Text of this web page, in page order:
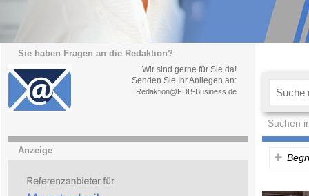
Sie haben Fragen an die Redaktion?
Wir sind gerne für Sie da!
Senden Sie Ihr Anliegen an:
Redaktion@FDB-Business.de
Suchen
Anzeige